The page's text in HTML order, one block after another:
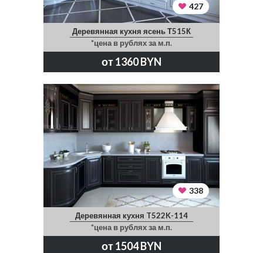
427
Деревянная кухня ясень Т515К
*цена в рублях за м.п.
от 1360 BYN
338
Деревянная кухня T522K-114
*цена в рублях за м.п.
от 1504 BYN